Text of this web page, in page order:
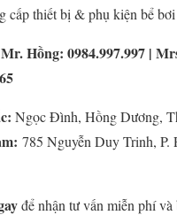
cấp thiết bị & phụ kiện bể
Hồng: 0984.997.997 |
Ngọc Đình, Hồng Dương,
785 Nguyễn Duy Trinh, P.
để nhận tư vấn miễn phí